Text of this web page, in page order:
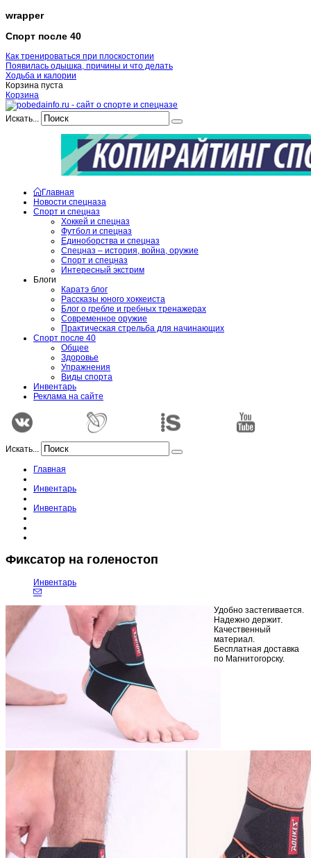
wrapper
Спорт после 40
Как тренироваться при плоскостопии
Появилась одышка, причины и что делать
Ходьба и калории
Корзина пуста
Корзина
Искать...
Главная
Новости спецназа
Спорт и спецназ
Хоккей и спецназ
Футбол и спецназ
Единоборства и спецназ
Спецназ – история, война, оружие
Спорт и спецназ
Интересный экстрим
Блоги
Каратэ блог
Рассказы юного хоккеиста
Блог о гребле и гребных тренажерах
Современное оружие
Практическая стрельба для начинающих
Спорт после 40
Общее
Здоровье
Упражнения
Виды спорта
Инвентарь
Реклама на сайте
Искать...
Главная
Инвентарь
Инвентарь
Фиксатор на голеностоп
Инвентарь
Удобно застегивается.
Надежно держит.
Качественный
материал.
Бесплатная доставка
по Магнитогорску.